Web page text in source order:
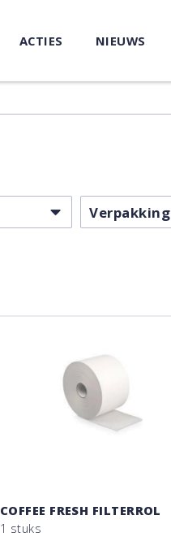
ACTIES NIEUWS
Verpakking
COFFEE FRESH FILTERROL
1 stuks